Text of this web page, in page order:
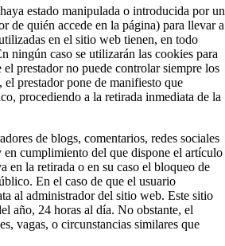
estado manipulada o introducida por un
de quién accede en la página) para llevar a
en el sitio web tienen, en todo
ningún caso se utilizarán las cookies para
prestador no puede controlar siempre los
prestador pone de manifiesto que
procediendo a la retirada inmediata de la
de blogs, comentarios, redes sociales
cumplimiento del que dispone el artículo
en la retirada o en su caso el bloqueo de
En el caso de que el usuario
al administrador del sitio web. Este sitio
año, 24 horas al día. No obstante, el
vagas, o circunstancias similares que